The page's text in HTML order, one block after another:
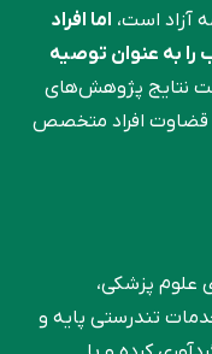
آزاد است، اما افراد
به عنوان توصیه
نتایج پژوهش‌های
قضاوت افراد متخصص
علوم پزشکی،
تندرستی پایه و